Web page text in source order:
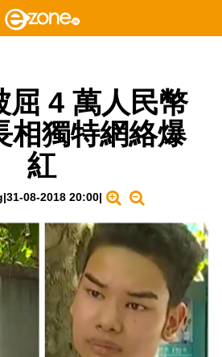
屈 4 萬人民幣
相獨特網絡爆
紅
|31-08-2018 20:00|